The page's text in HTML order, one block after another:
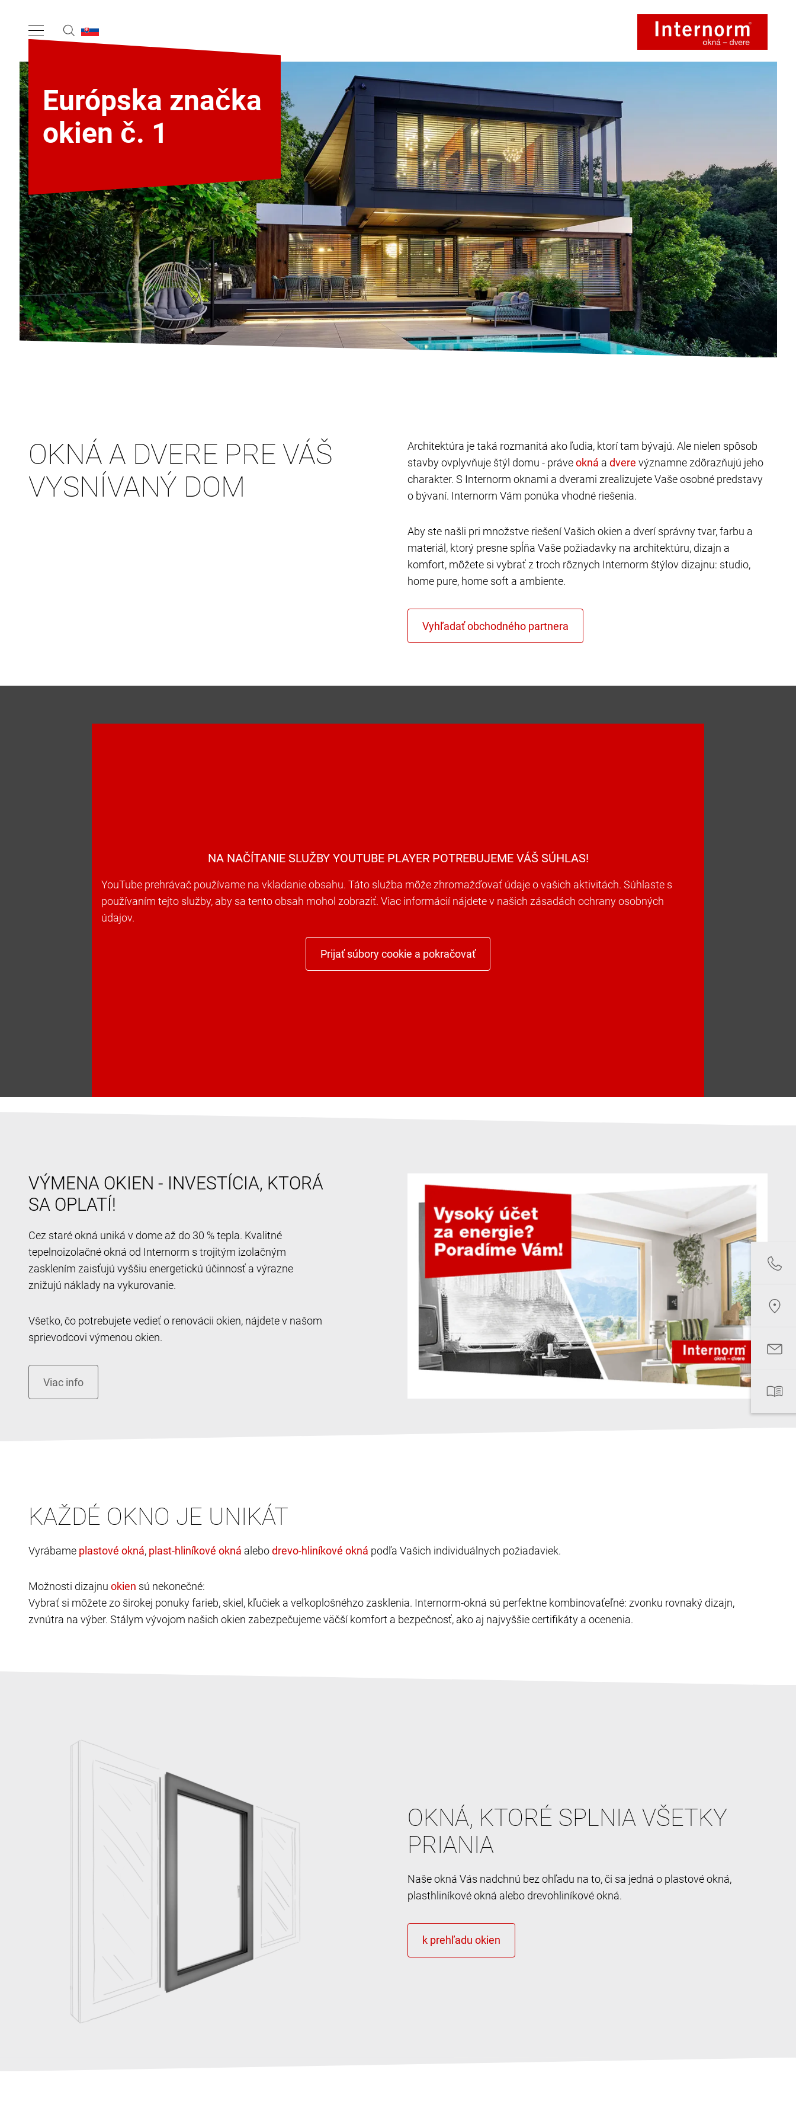
Európska značka
okien č. 1
OKNÁ A DVERE PRE VÁŠ
VYSNÍVANÝ DOM
Architektúra je taká rozmanitá ako ľudia, ktorí tam bývajú. Ale nielen spôsob
stavby ovplyvňuje štýl domu - práve
a
významne zdôrazňujú jeho
charakter. S Internorm oknami a dverami zrealizujete Vaše osobné predstavy
o bývaní. Internorm Vám ponúka vhodné riešenia.
Aby ste našli pri množstve riešení Vašich okien a dverí správny tvar, farbu a
materiál, ktorý presne spĺňa Vaše požiadavky na architektúru, dizajn a
komfort, môžete si vybrať z troch rôznych Internorm štýlov dizajnu: studio,
home pure, home soft a ambiente.
NA NAČÍTANIE SLUŽBY YOUTUBE PLAYER POTREBUJEME VÁŠ SÚHLAS!
YouTube prehrávač používame na vkladanie obsahu. Táto služba môže zhromažďovať údaje o vašich aktivitách. Súhlaste s
používaním tejto služby, aby sa tento obsah mohol zobraziť. Viac informácií nájdete v našich zásadách ochrany osobných
údajov.
Prijať súbory cookie a pokračovať
VÝMENA OKIEN - INVESTÍCIA, KTORÁ
SA OPLATÍ!
Cez staré okná uniká v dome až do 30 % tepla. Kvalitné
tepelnoizolačné okná od Internorm s trojitým izolačným
zasklením zaisťujú vyššiu energetickú účinnosť a výrazne
znižujú náklady na vykurovanie.
Všetko, čo potrebujete vedieť o renovácii okien, nájdete v našom
sprievodcovi výmenou okien.
KAŽDÉ OKNO JE UNIKÁT
Vyrábame , alebo podľa Vašich individuálnych požiadaviek.
Možnosti dizajnu
sú nekonečné:
Vybrať si môžete zo širokej ponuky farieb, skiel, kľučiek a veľkoplošnéhzo zasklenia. Internorm-okná sú perfektne kombinovaťeľné: zvonku rovnaký dizajn,
zvnútra na výber. Stálym vývojom našich okien zabezpečujeme väčší komfort a bezpečnosť, ako aj najvyššie certifikáty a ocenenia.
OKNÁ, KTORÉ SPLNIA VŠETKY
PRIANIA
Naše okná Vás nadchnú bez ohľadu na to, či sa jedná o plastové okná,
plasthliníkové okná alebo drevohliníkové okná.